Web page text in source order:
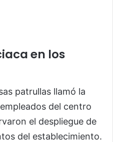
en los
patrullas llamó la
del centro
el despliegue de
del establecimiento.